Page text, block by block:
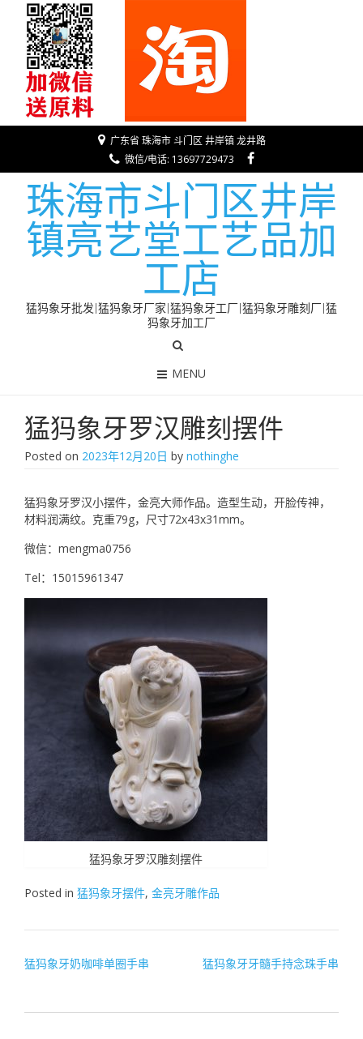
广东省 珠海市 斗门区 井岸镇 龙井路
微信/电话: 13697729473
珠海市斗门区井岸
镇亮艺堂工艺品加
工店
猛犸象牙批发|猛犸象牙厂家|猛犸象牙工厂|猛犸象牙雕刻厂|猛
犸象牙加工厂
MENU
猛犸象牙罗汉雕刻摆件
Posted on 2023年12月20日 by nothinghe
猛犸象牙罗汉小摆件，金亮大师作品。造型生动，开脸传神，
材料润满纹。克重79g，尺寸72x43x31mm。
微信：mengma0756
Tel：15015961347
猛犸象牙罗汉雕刻摆件
Posted in 猛犸象牙摆件, 金亮牙雕作品
文
导
猛犸象牙奶咖啡单圈手串 猛犸象牙牙髓手持念珠手串